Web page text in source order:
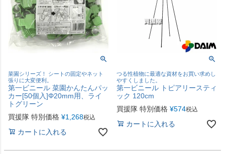
菜園シリーズ！ シートの固定やネット
張りに大変便利。
第一ビニール 菜園かんたんパッ
カー[50個入]Φ20mm用、ライ
トグリーン
買援隊 特別価格 ¥1,268税込
カートに入れる
つる性植物に最適な資材をお買い求めし
やすくしました。
第一ビニール トピアリースティ
ック 120cm
買援隊 特別価格 ¥574税込
カートに入れる